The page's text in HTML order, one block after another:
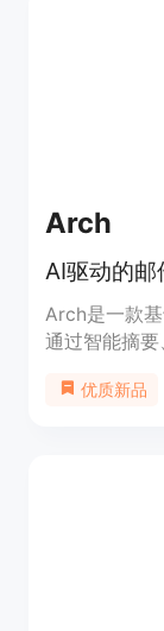
Arch
AI驱动的
Arch是一款
通过智能摘
升高达40%。
优质新品